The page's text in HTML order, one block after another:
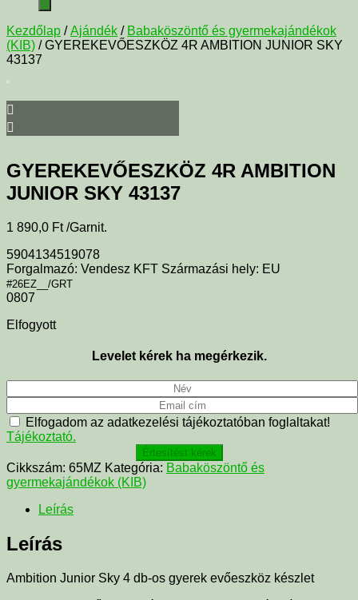
Kezdőlap /Ajándék / Babaköszöntő és gyermekajándékok
(KIB) / GYEREKEVŐESZKÖZ 4R AMBITION JUNIOR SKY
43137
GYEREKEVŐESZKÖZ 4R AMBITION
JUNIOR SKY 43137
1 890,0 Ft /Garnit.
5904134519078
Forgalmazó: Vendesz KFT Származási hely: EU
#26EZ__/GRT
0807
Elfogyott
Levelet kérek ha megérkezik.
Elfogadom az adatkezelési tájékoztatóban foglaltakat!
Tájékoztató.
Értesítést kérek
Cikkszám: 65MZ Kategória: Babaköszöntő és
gyermekajándékok (KIB)
Leírás
Leírás
Ambition Junior Sky 4 db-os gyerek evőeszköz készlet